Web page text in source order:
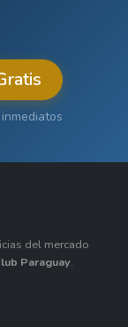
del mercado
Paraguay.